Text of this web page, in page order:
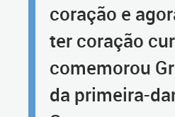
coração e
ter coração
comemorou
da primeira-